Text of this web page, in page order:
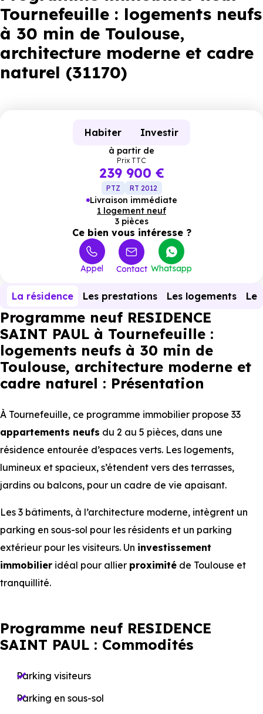
Tournefeuille : logements neufs
à 30 min de Toulouse,
architecture moderne et cadre
naturel (31170)
Habiter Investir
à partir de
Prix TTC
239 900 €
PTZ RT 2012
Livraison immédiate
1 logement neuf
3 pièces
Ce bien vous intéresse ?
Appel Contact Whatsapp
La résidence Les prestations Les logements Le
Programme neuf RESIDENCE
SAINT PAUL à Tournefeuille :
logements neufs à 30 min de
Toulouse, architecture moderne et
cadre naturel : Présentation
À Tournefeuille, ce programme immobilier propose 33
appartements neufs du 2 au 5 pièces, dans une
résidence entourée d’espaces verts. Les logements,
lumineux et spacieux, s’étendent vers des terrasses,
jardins ou balcons, pour un cadre de vie apaisant.
Les 3 bâtiments, à l’architecture moderne, intègrent un
parking en sous-sol pour les résidents et un parking
extérieur pour les visiteurs. Un investissement
immobilier idéal pour allier proximité de Toulouse et
tranquillité.
Programme neuf RESIDENCE
SAINT PAUL : Commodités
Parking visiteurs
Parking en sous-sol